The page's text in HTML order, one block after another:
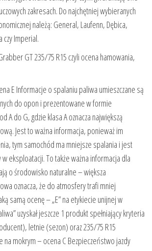
zakresach. Do najchętniej wybieranych
należą: General, Laufenn, Dębica,
czy Imperial.
GT 235/75 R15 czyli ocena hamowania,
E Informacje o spalaniu paliwa umieszczane są
do opon i prezentowane w formie
A do G, gdzie klasa A oznacza największą
Jest to ważna informacja, ponieważ im
tym samochód ma mniejsze spalania i jest
eksploatacji. To także ważna informacja dla
o środowisko naturalne – większa
oznacza, że do atmosfery trafi mniej
samą ocenę – „E” na etykiecie unijnej w
uzyskał jeszcze 1 produkt spełniający kryteria
letnie (sezon) oraz 235/75 R15
na mokrym – ocena C Bezpieczeństwo jazdy